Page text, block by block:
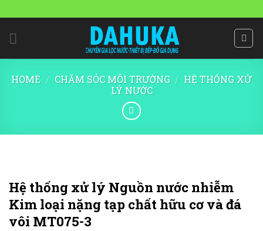
to
content
HOME / CHĂM SÓC MÔI TRƯỜNG / HỆ THỐNG XỬ
LÝ NƯỚC
Hệ thống xử lý Nguồn nước nhiễm
Kim loại nặng tạp chất hữu cơ và đá
vôi MT075-3